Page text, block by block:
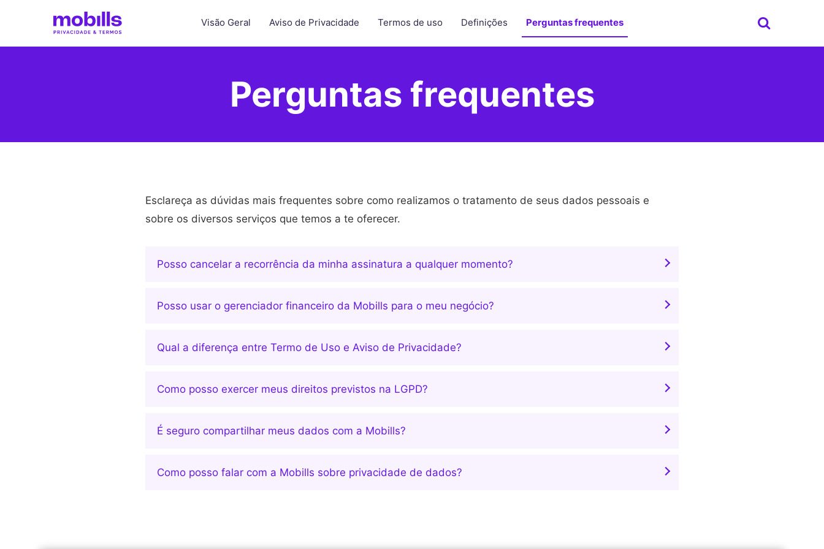
Visão Geral Aviso de Privacidade Termos de uso Definições Perguntas frequentes
Perguntas frequentes
Esclareça as dúvidas mais frequentes sobre como realizamos o tratamento de seus dados pessoais e
sobre os diversos serviços que temos a te oferecer.
Posso cancelar a recorrência da minha assinatura a qualquer momento?
Posso usar o gerenciador financeiro da Mobills para o meu negócio?
Qual a diferença entre Termo de Uso e Aviso de Privacidade?
Como posso exercer meus direitos previstos na LGPD?
É seguro compartilhar meus dados com a Mobills?
Como posso falar com a Mobills sobre privacidade de dados?